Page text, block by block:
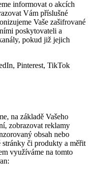
informovat o akcích
Vám příslušné
Vaše zašifrované
poskytovateli a
pokud již jejich
Pinterest, TikTok
na základě Vašeho
zobrazovat reklamy
obsah nebo
stránky či produkty a měřit
využíváme na tomto